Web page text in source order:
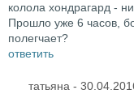
колола хондрагард -
Прошло уже 6 часов,
полегчает?
ответить
татьяна -